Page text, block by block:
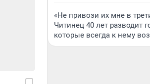
«Не привози их мне в
Читинец 40 лет разводит
которые всегда к нему